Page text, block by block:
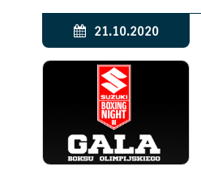
21.10.2020